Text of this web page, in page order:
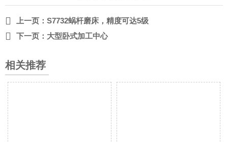
 上一页： S7732蜗杆磨床，精度可达5级
 下一页： 大型卧式加工中心
相关推荐